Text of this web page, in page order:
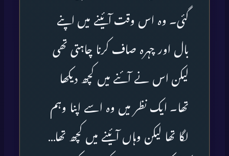
گئی۔ وہ اس وقت آئینے میں اپنے
بال اور چہرہ صاف کرنا چاہتی تھی
لیکن اس نے آئنے میں کچھ دیکھا
تھا۔ ایک نظر میں وہ اسے اپنا وہم
لگا تھا لیکن وہاں آئینے میں کچھ تھا…